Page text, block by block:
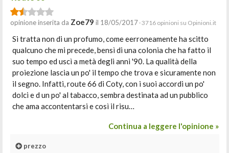
opinione inserita da Zoe79 il 18/05/2017 · 3716 opinioni su Opinioni.it
Si tratta non di un profumo, come eerroneamente ha scitto
qualcuno che mi precede, bensì di una colonia che ha fatto il
suo tempo ed uscì a metà degli anni '90. La qualità della
proiezione lascia un po' il tempo che trova e sicuramente non
il segno. Infatti, route 66 di Coty, con i suoi accordi un po'
dolci e d un po' al tabacco, sembra destinata ad un pubblico
che ama accontentarsi e così il risu…
Continua a leggere l'opinione »
prezzo